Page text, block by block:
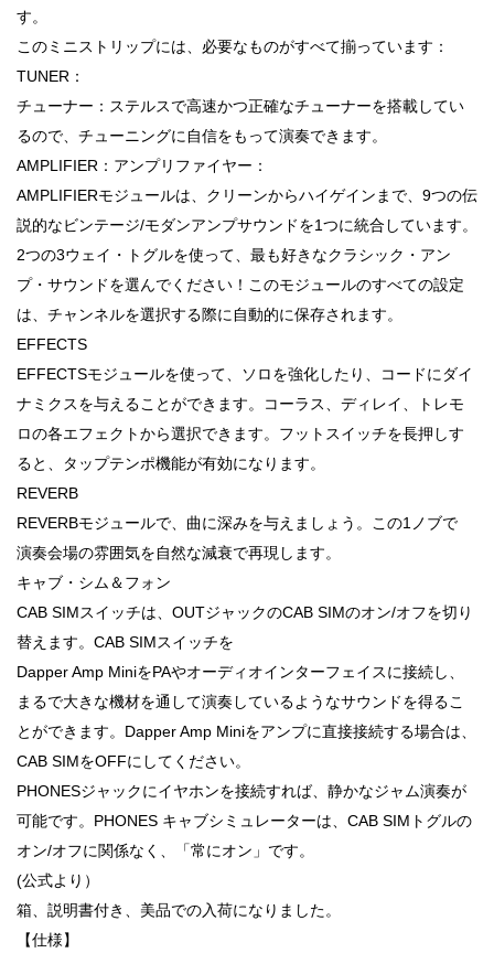
す。
このミニストリップには、必要なものがすべて揃っています：
TUNER：
チューナー：ステルスで高速かつ正確なチューナーを搭載してい
るので、チューニングに自信をもって演奏できます。
AMPLIFIER：アンプリファイヤー：
AMPLIFIERモジュールは、クリーンからハイゲインまで、9つの伝
説的なビンテージ/モダンアンプサウンドを1つに統合しています。
2つの3ウェイ・トグルを使って、最も好きなクラシック・アン
プ・サウンドを選んでください！このモジュールのすべての設定
は、チャンネルを選択する際に自動的に保存されます。
EFFECTS
EFFECTSモジュールを使って、ソロを強化したり、コードにダイ
ナミクスを与えることができます。コーラス、ディレイ、トレモ
ロの各エフェクトから選択できます。フットスイッチを長押しす
ると、タップテンポ機能が有効になります。
REVERB
REVERBモジュールで、曲に深みを与えましょう。この1ノブで
演奏会場の雰囲気を自然な減衰で再現します。
キャブ・シム＆フォン
CAB SIMスイッチは、OUTジャックのCAB SIMのオン/オフを切り
替えます。CAB SIMスイッチを
Dapper Amp MiniをPAやオーディオインターフェイスに接続し、
まるで大きな機材を通して演奏しているようなサウンドを得るこ
とができます。Dapper Amp Miniをアンプに直接接続する場合は、
CAB SIMをOFFにしてください。
PHONESジャックにイヤホンを接続すれば、静かなジャム演奏が
可能です。PHONES キャブシミュレーターは、CAB SIMトグルの
オン/オフに関係なく、「常にオン」です。
(公式より）
箱、説明書付き、美品での入荷になりました。
【仕様】